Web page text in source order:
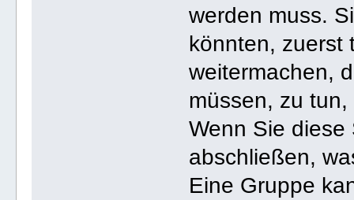
werden muss.
könnten, zuerst
weitermachen,
müssen, zu
Wenn Sie
abschließen,
Eine Gruppe